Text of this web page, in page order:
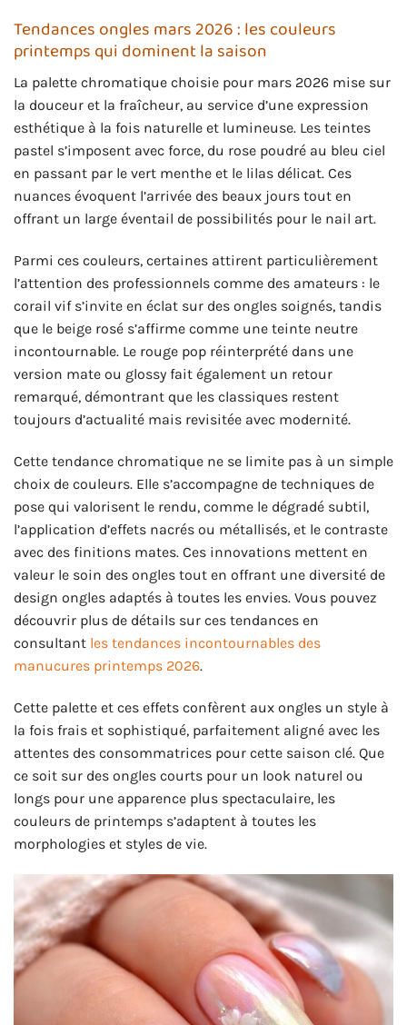
Tendances ongles mars 2026 : les couleurs
printemps qui dominent la saison
La palette chromatique choisie pour mars 2026 mise sur
la douceur et la fraîcheur, au service d’une expression
esthétique à la fois naturelle et lumineuse. Les teintes
pastel s’imposent avec force, du rose poudré au bleu ciel
en passant par le vert menthe et le lilas délicat. Ces
nuances évoquent l’arrivée des beaux jours tout en
offrant un large éventail de possibilités pour le nail art.
Parmi ces couleurs, certaines attirent particulièrement
l’attention des professionnels comme des amateurs : le
corail vif s’invite en éclat sur des ongles soignés, tandis
que le beige rosé s’affirme comme une teinte neutre
incontournable. Le rouge pop réinterprété dans une
version mate ou glossy fait également un retour
remarqué, démontrant que les classiques restent
toujours d’actualité mais revisitée avec modernité.
Cette tendance chromatique ne se limite pas à un simple
choix de couleurs. Elle s’accompagne de techniques de
pose qui valorisent le rendu, comme le dégradé subtil,
l’application d’effets nacrés ou métallisés, et le contraste
avec des finitions mates. Ces innovations mettent en
valeur le soin des ongles tout en offrant une diversité de
design ongles adaptés à toutes les envies. Vous pouvez
découvrir plus de détails sur ces tendances en
consultant les tendances incontournables des
manucures printemps 2026.
Cette palette et ces effets confèrent aux ongles un style à
la fois frais et sophistiqué, parfaitement aligné avec les
attentes des consommatrices pour cette saison clé. Que
ce soit sur des ongles courts pour un look naturel ou
longs pour une apparence plus spectaculaire, les
couleurs de printemps s’adaptent à toutes les
morphologies et styles de vie.